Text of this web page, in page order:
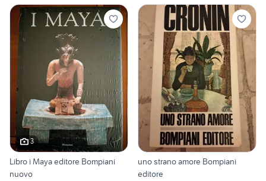
3
Libro i Maya editore Bompiani
nuovo
uno strano amore Bompiani
editore